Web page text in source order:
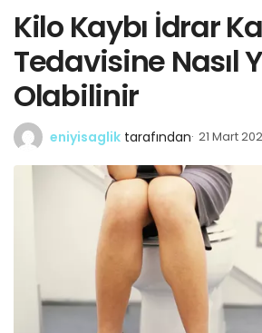
Kilo Kaybı İdrar
Tedavisine Nasıl
Olabilinir
eniyisaglik tarafından 21 Mart